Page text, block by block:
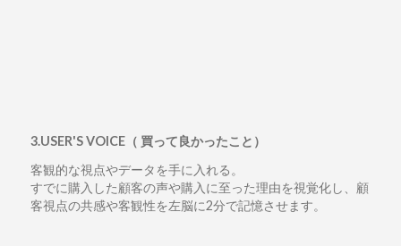
3.USER'S VOICE（ 買って良かったこと）
客観的な視点やデータを手に入れる。
すでに購入した顧客の声や購入に至った理由を視覚化し、顧
客視点の共感や客観性を左脳に2分で記憶させます。